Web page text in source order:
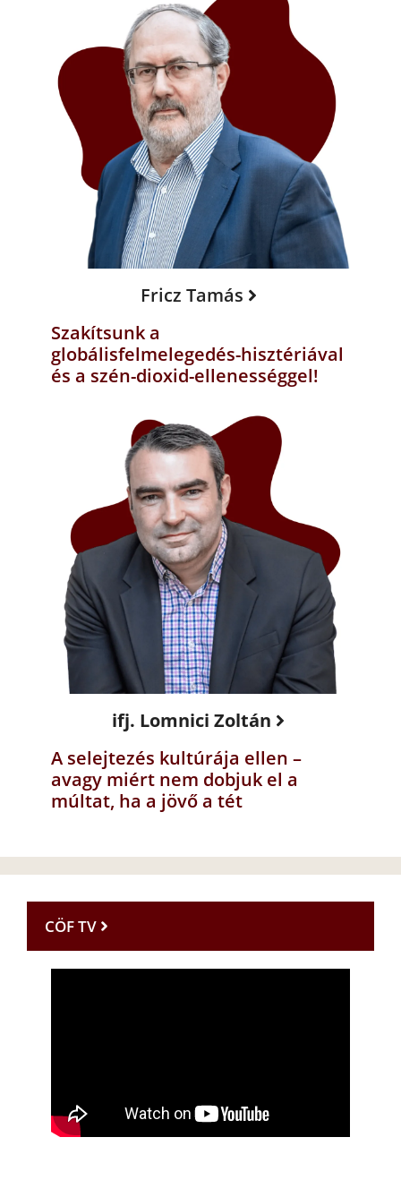
Fricz Tamás
Szakítsunk a
globálisfelmelegedés-hisztériával
és a szén-dioxid-ellenességgel!
ifj. Lomnici Zoltán
A selejtezés kultúrája ellen –
avagy miért nem dobjuk el a
múltat, ha a jövő a tét
CÖF TV